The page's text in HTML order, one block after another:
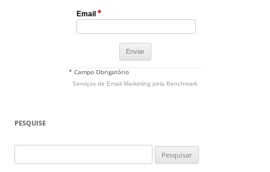
Email *
* Campo Obrigatório
Serviços de Email Marketing pela Benchmark
PESQUISE
por: